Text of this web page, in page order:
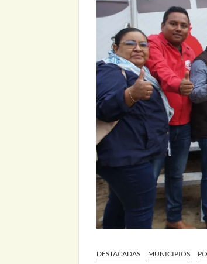
DESTACADAS MUNICIPIOS